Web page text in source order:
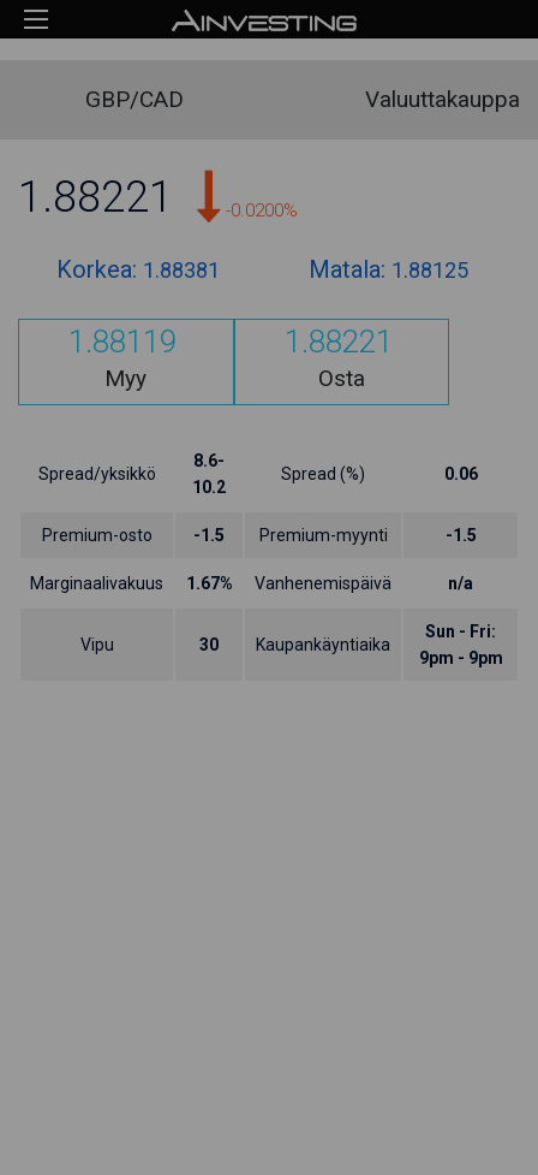
GBP/CAD Valuuttakauppa
1.88221 -0.0200%
Korkea: 1.88381 Matala: 1.88125
1.88119
Myy
1.88221
Osta
Spread/yksikkö
8.6-
10.2
Spread (%) 0.06
Premium-osto -1.5 Premium-myynti -1.5
Marginaalivakuus 1.67% Vanhenemispäivä n/a
Vipu 30 Kaupankäyntiaika
Sun - Fri:
9pm - 9pm